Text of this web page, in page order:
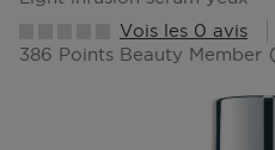
Vois les 0 avis
386 Points Beauty Member